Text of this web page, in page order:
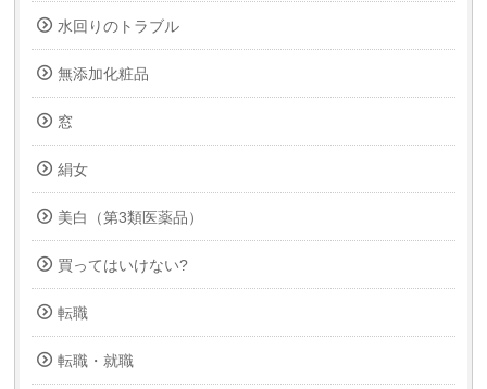
水回りのトラブル
無添加化粧品
窓
絹女
美白（第3類医薬品）
買ってはいけない?
転職
転職・就職